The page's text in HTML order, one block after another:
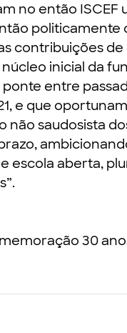
no então ISCEF
politicamente
contribuições de
inicial da
entre
e que
saudosista
escola aberta,
30